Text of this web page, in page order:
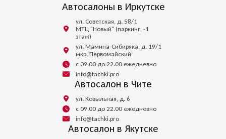
Автосалоны в Иркутске
ул. Советская, д. 58/1
МТЦ "Новый" (паркинг, -1
этаж)
ул. Мамина-Сибиряка, д. 19/1
мкр. Первомайский
с 09.00 до 22.00 ежедневно
info@tachki.pro
Автосалон в Чите
ул. Ковыльная, д. 6
с 09.00 до 22.00 ежедневно
info@tachki.pro
Автосалон в Якутске